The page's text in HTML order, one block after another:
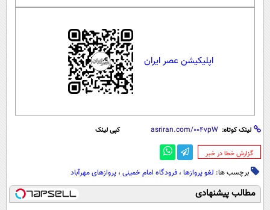
اپلیکیشن عصر ایران
لینک کوتاه: کپی لینک
‌گزارش خطا در خبر
برچسب ها: لغو پروازها ، فرودگاه امام خمینی ، پروازهای مهرآباد
مطالب پیشنهادی